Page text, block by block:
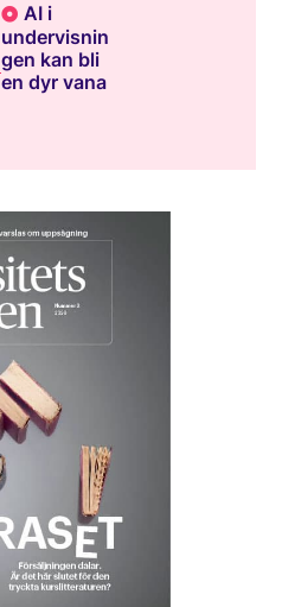
AI i
undervisnin
gen kan bli
en dyr vana